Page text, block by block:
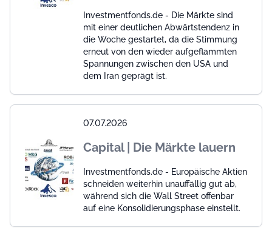
Investmentfonds.de - Die Märkte sind
mit einer deutlichen Abwärtstendenz in
die Woche gestartet, da die Stimmung
erneut von den wieder aufgeflammten
Spannungen zwischen den USA und
dem Iran geprägt ist.
07.07.2026
Capital | Die Märkte lauern
Investmentfonds.de - Europäische Aktien
schneiden weiterhin unauffällig gut ab,
während sich die Wall Street offenbar
auf eine Konsolidierungsphase einstellt.